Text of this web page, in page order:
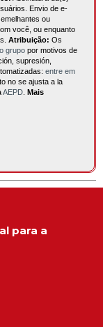
Envio de e-
ou
você, ou enquanto
Atribuição: Os
grupo por motivos de
supresión,
entre em
no se ajusta a la
AEPD Mais
para a